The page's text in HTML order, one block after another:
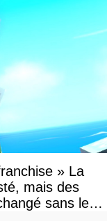
» La
mais des
sans le